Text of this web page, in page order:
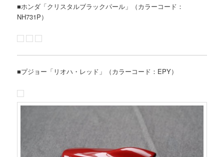
■ホンダ「クリスタルブラックパール」（カラーコード：
NH731P）
■プジョー「リオハ・レッド」（カラーコード：EPY）